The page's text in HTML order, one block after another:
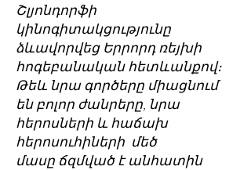
Շլյոնդորֆի
կինոգիտակցությունը
ձևավորվեց Երրորդ ռեյխի
հոգեբանական հետևանքով։
Թեև նրա գործերը միացնում
են բոլոր ժանրերը, նրա
հերոսների և հաճախ
հերոսուհիների մեծ
մասը ճզմված է անհատին